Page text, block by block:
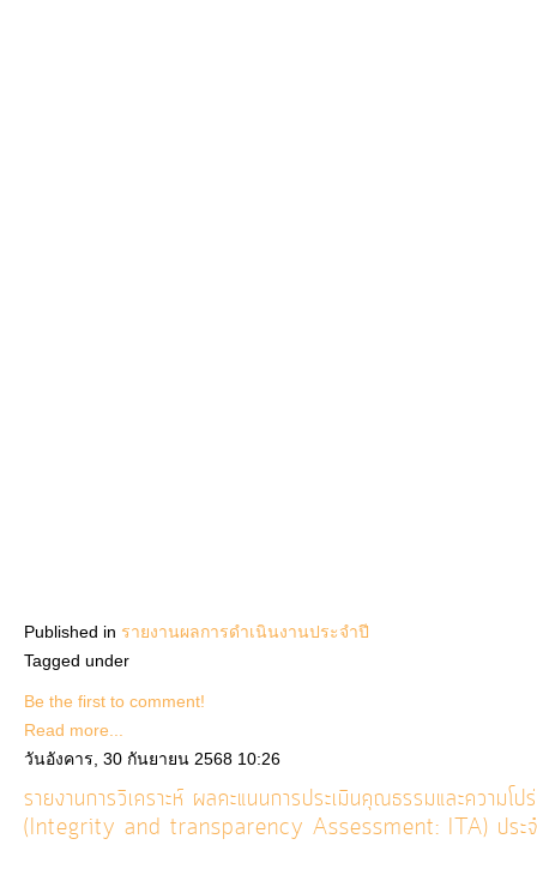
Published in รายงานผลการดำเนินงานประจำปี
Tagged under
Be the first to comment!
Read more...
วันอังคาร, 30 กันยายน 2568 10:26
รายงานการวิเคราะห์ ผลคะแนนการประเมินคุณธรรมและความ
(Integrity and transparency Assessment: ITA) ประ